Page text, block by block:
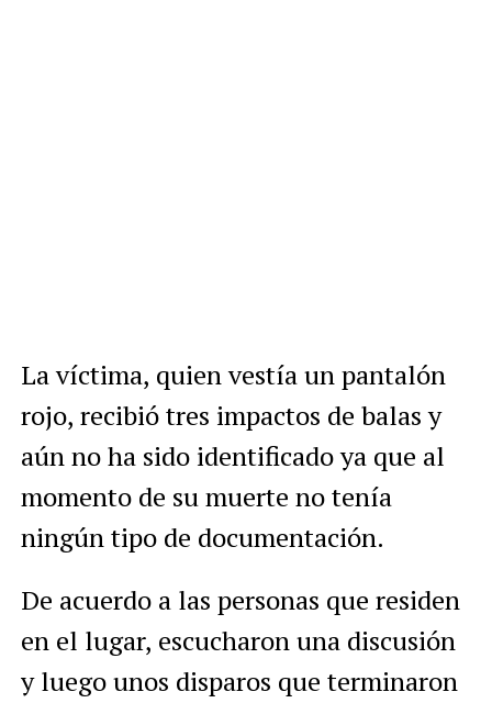
La víctima, quien vestía un pantalón
rojo, recibió tres impactos de balas y
aún no ha sido identificado ya que al
momento de su muerte no tenía
ningún tipo de documentación.
De acuerdo a las personas que residen
en el lugar, escucharon una discusión
y luego unos disparos que terminaron